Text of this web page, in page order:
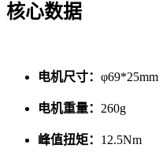
核心数据
电机尺寸： φ69*25mm
电机重量： 260g
峰值扭矩： 12.5Nm